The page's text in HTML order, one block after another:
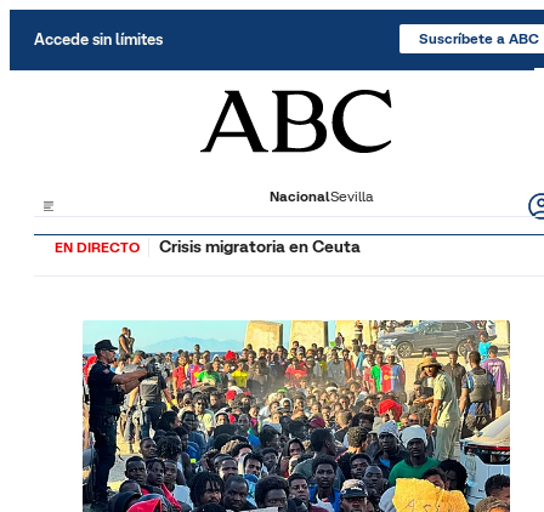
Accede sin límites Suscríbete a ABC
NacionalSevilla
EN DIRECTO Crisis migratoria en Ceuta